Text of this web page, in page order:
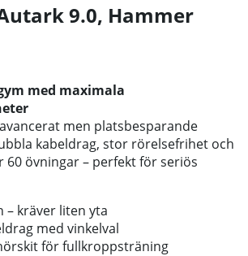
9.0, Hammer
med maximala
men platsbesparande
kabeldrag, stor rörelsefrihet och
60 övningar – perfekt för seriös
– kräver liten yta
med vinkelval
för fullkroppsträning